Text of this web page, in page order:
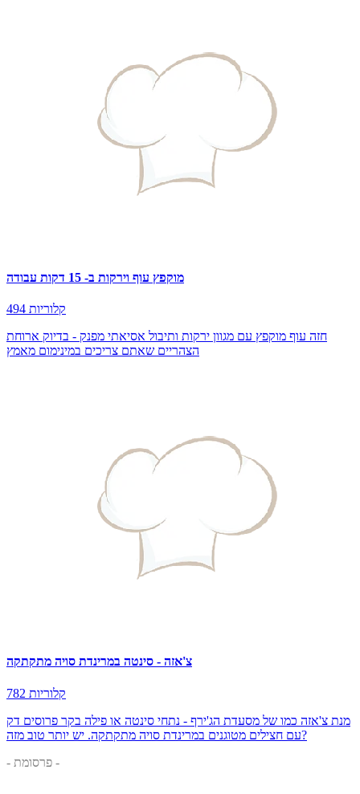
מוקפץ עוף וירקות ב- 15 דקות עבודה
494 קלוריות
חזה עוף מוקפץ עם מגוון ירקות ותיבול אסיאתי מפנק - בדיוק ארוחת
הצהריים שאתם צריכים במינימום מאמץ
צ'אזה - סינטה במרינדת סויה מתקתקה
782 קלוריות
מנת צ'אזה כמו של מסעדת הג'ירף - נתחי סינטה או פילה בקר פרוסים דק
עם חצילים מטוגנים במרינדת סויה מתקתקה. יש יותר טוב מזה?
- פרסומת -